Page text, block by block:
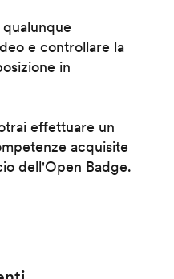
e controllare la
in
effettuare un
acquisite
dell'Open Badge.